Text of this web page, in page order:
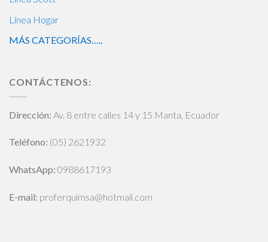
Línea Hogar
MÁS CATEGORÍAS…..
CONTÁCTENOS:
Dirección: Av. 8 entre calles 14 y 15 Manta, Ecuador
Teléfono: (05) 2621932
WhatsApp: 0988617193
E-mail: proferquimsa@hotmail.com